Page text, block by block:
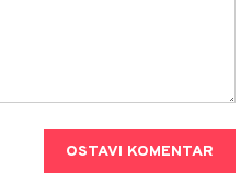
OSTAVI KOMENTAR